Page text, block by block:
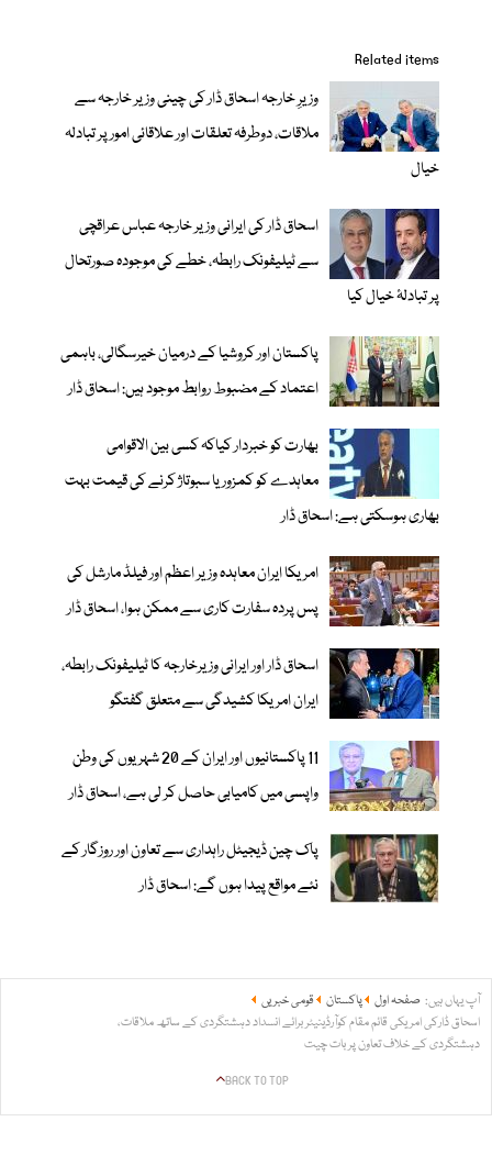
Related items
وزیرِ خارجہ اسحاق ڈار کی چینی وزیر خارجہ سے
ملاقات، دوطرفہ تعلقات اور علاقائی امور پر تبادلہ
خیال
اسحاق ڈار کی ایرانی وزیر خارجہ عباس عراقچی
سے ٹیلیفونک رابطہ، خطے کی موجودہ صورتحال
پر تبادلۂ خیال کیا
پاکستان اور کروشیا کے درمیان خیرسگالی، باہمی
اعتماد کے مضبوط روابط موجود ہیں: اسحاق ڈار
بھارت کو خبردار کیاکہ کسی بین الاقوامی
معاہدے کو کمزور یا سبوتاژ کرنے کی قیمت بہت
بھاری ہوسکتی ہے: اسحاق ڈار
امریکا ایران معاہدہ وزیر اعظم اور فیلڈ مارشل کی
پس پردہ سفارت کاری سے ممکن ہوا، اسحاق ڈار
اسحاق ڈار اور ایرانی وزیرخارجہ کا ٹیلیفونک رابطہ،
ایران امریکا کشیدگی سے متعلق گفتگو
11 پاکستانیوں اور ایران کے 20 شہریوں کی وطن
واپسی میں کامیابی حاصل کر لی ہے، اسحاق ڈار
پاک چین ڈیجیٹل راہداری سے تعاون اور روزگار کے
نئے مواقع پیدا ہوں گے: اسحاق ڈار
آپ یہاں ہیں: صفحہ اول پاکستان
قومی خبریں
اسحاق ڈارکی امریکی قائم مقام کوآرڈینیٹر برائے انسداد دہشتگردی کے ساتھ ملاقات،
دہشتگردی کے خلاف تعاون پر بات چیت
BACK TO TOP